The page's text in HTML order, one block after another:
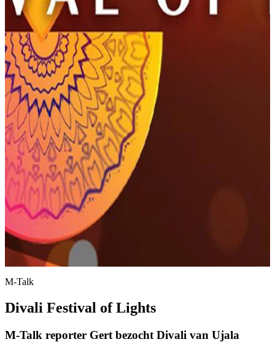
M-Talk
Divali Festival of Lights
M-Talk reporter Gert bezocht Divali van Ujala